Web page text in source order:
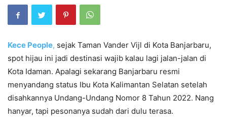
Kece People, sejak Taman Vander Vijl di Kota Banjarbaru,
spot hijau ini jadi destinasi wajib kalau lagi jalan-jalan di
Kota Idaman. Apalagi sekarang Banjarbaru resmi
menyandang status Ibu Kota Kalimantan Selatan setelah
disahkannya Undang-Undang Nomor 8 Tahun 2022. Nang
hanyar, tapi pesonanya sudah dari dulu terasa.